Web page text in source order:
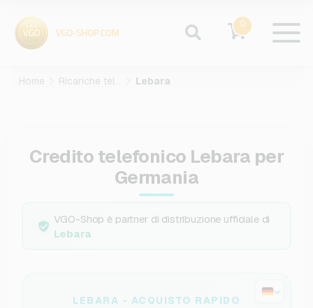
0
Home Ricariche telefoniche Lebara
Credito telefonico Lebara per
Germania
VGO-Shop è partner di distribuzione ufficiale di
Lebara
LEBARA - ACQUISTO RAPIDO